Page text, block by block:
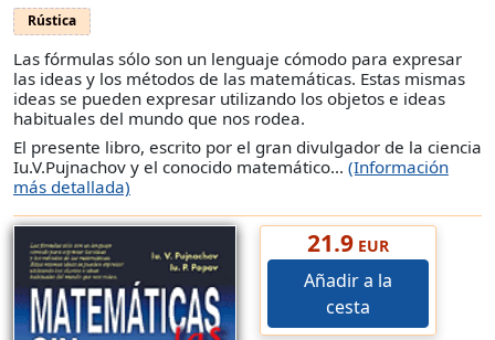
Rústica
Las fórmulas sólo son un lenguaje cómodo para expresar
las ideas y los métodos de las matemáticas. Estas mismas
ideas se pueden expresar utilizando los objetos e ideas
habituales del mundo que nos rodea.
El presente libro, escrito por el gran divulgador de la ciencia
Iu.V.Pujnachov y el conocido matemático... (Información
más detallada)
21.9EUR
Añadir a la
cesta